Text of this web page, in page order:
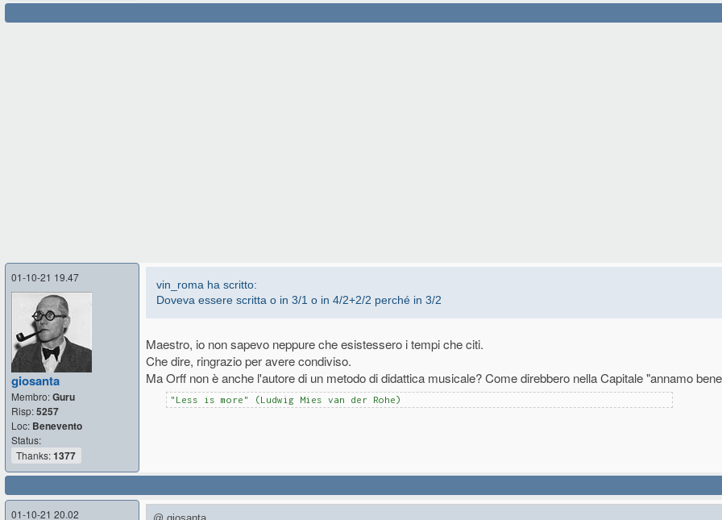
01-10-21 19.47
giosanta
Membro:Guru
Risp:5257
Loc: Benevento
Status:
Thanks:1377
vin_roma ha scritto:
Doveva essere scritta o in 3/1 o in 4/2+2/2 perché in 3/2
Maestro, io non sapevo neppure che esistessero i tempi che citi.
Che dire, ringrazio per avere condiviso.
Ma Orff non è anche l'autore di un metodo di didattica musicale? Come direbbero nella Capitale "annamo
"Less is more" (Ludwig Mies van der Rohe)
01-10-21 20.02